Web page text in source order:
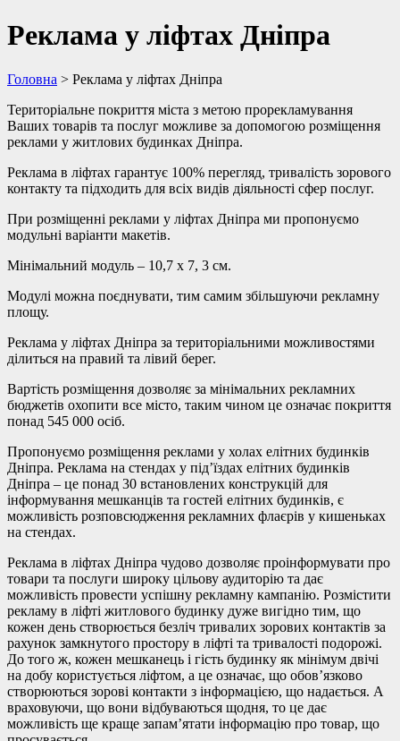
Реклама у ліфтах Дніпра
Головна > Реклама у ліфтах Дніпра
Територіальне покриття міста з метою прорекламування
Ваших товарів та послуг можливе за допомогою розміщення
реклами у житлових будинках Дніпра.
Реклама в ліфтах гарантує 100% перегляд, тривалість зорового
контакту та підходить для всіх видів діяльності сфер послуг.
При розміщенні реклами у ліфтах Дніпра ми пропонуємо
модульні варіанти макетів.
Мінімальний модуль – 10,7 х 7, 3 см.
Модулі можна поєднувати, тим самим збільшуючи рекламну
площу.
Реклама у ліфтах Дніпра за територіальними можливостями
ділиться на правий та лівий берег.
Вартість розміщення дозволяє за мінімальних рекламних
бюджетів охопити все місто, таким чином це означає покриття
понад 545 000 осіб.
Пропонуємо розміщення реклами у холах елітних будинків
Дніпра. Реклама на стендах у під’їздах елітних будинків
Дніпра – це понад 30 встановлених конструкцій для
інформування мешканців та гостей елітних будинків, є
можливість розповсюдження рекламних флаєрів у кишеньках
на стендах.
Реклама в ліфтах Дніпра чудово дозволяє проінформувати про
товари та послуги широку цільову аудиторію та дає
можливість провести успішну рекламну кампанію. Розмістити
рекламу в ліфті житлового будинку дуже вигідно тим, що
кожен день створюється безліч тривалих зорових контактів за
рахунок замкнутого простору в ліфті та тривалості подорожі.
До того ж, кожен мешканець і гість будинку як мінімум двічі
на добу користується ліфтом, а це означає, що обов’язково
створюються зорові контакти з інформацією, що надається. А
враховуючи, що вони відбуваються щодня, то це дає
можливість ще краще запам’ятати інформацію про товар, що